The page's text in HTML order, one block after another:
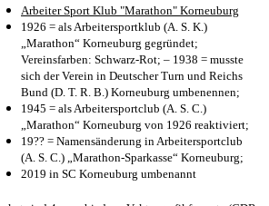
Arbeiter Sport Klub "Marathon" Korneuburg
1926 = als Arbeitersportklub (A. S. K.)
„Marathon“ Korneuburg gegründet;
Vereinsfarben: Schwarz-Rot; – 1938 = musste
sich der Verein in Deutscher Turn und Reichs
Bund (D. T. R. B.) Korneuburg umbenennen;
1945 = als Arbeitersportclub (A. S. C.)
„Marathon“ Korneuburg von 1926 reaktiviert;
19?? = Namensänderung in Arbeitersportclub
(A. S. C.) „Marathon-Sparkasse“ Korneuburg;
2019 in SC Korneuburg umbenannt